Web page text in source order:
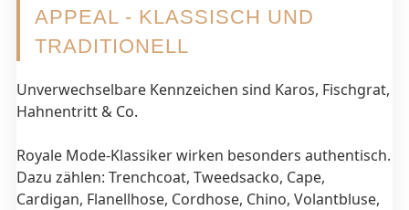
APPEAL - KLASSISCH UND
TRADITIONELL
Unverwechselbare Kennzeichen sind Karos, Fischgrat,
Hahnentritt & Co.
Royale Mode-Klassiker wirken besonders authentisch.
Dazu zählen: Trenchcoat, Tweedsacko, Cape,
Cardigan, Flanellhose, Cordhose, Chino, Volantbluse,